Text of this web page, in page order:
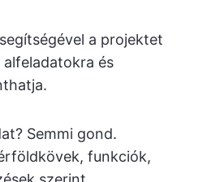
segítségével a projektet
és
Semmi gond.
funkciók,